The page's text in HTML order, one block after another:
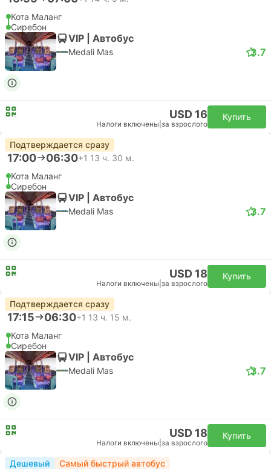
Кота Маланг
Сиребон
VIP | Автобус
Medali Mas 3.7
USD 16
Налоги включены за взрослого
Купить
Подтверждается сразу
17:00 06:30+1 13 ч. 30 м.
Кота Маланг
Сиребон
VIP | Автобус
Medali Mas 3.7
USD 18
Налоги включены за взрослого
Купить
Подтверждается сразу
17:15 06:30+1 13 ч. 15 м.
Кота Маланг
Сиребон
VIP | Автобус
Medali Mas 3.7
USD 18
Налоги включены за взрослого
Купить
Дешевый
Самый быстрый автобус